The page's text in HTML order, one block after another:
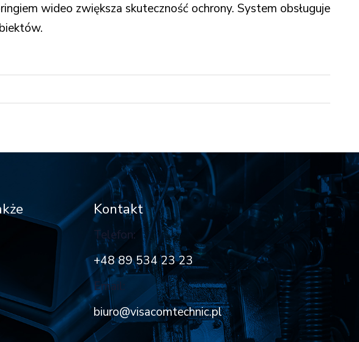
wideo zwiększa skuteczność ochrony. System obsługuje
Kontakt
Telefon:
+48 89 534 23 23
Email:
biuro@visacomtechnic.pl